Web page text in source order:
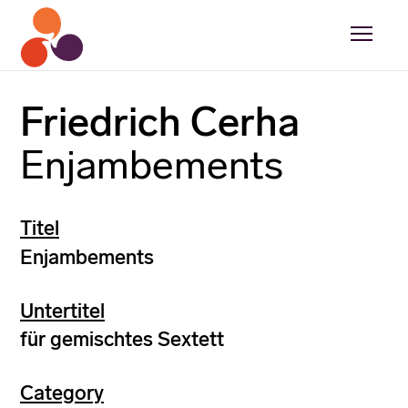
Friedrich Cerha
Enjambements
Titel
Enjambements
Untertitel
für gemischtes Sextett
Category